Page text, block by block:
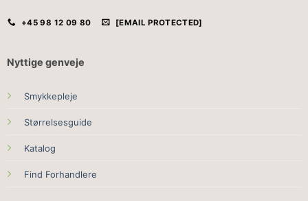
+45 98 12 09 80 [EMAIL PROTECTED]
Nyttige genveje
Smykkepleje
Størrelsesguide
Katalog
Find Forhandlere